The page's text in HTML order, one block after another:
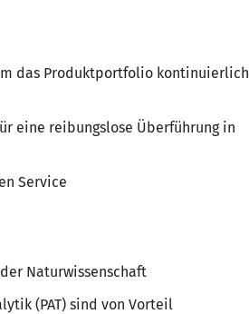
das Produktportfolio kontinuierlich
eine reibungslose Überführung in
Service
Naturwissenschaft
(PAT) sind von Vorteil